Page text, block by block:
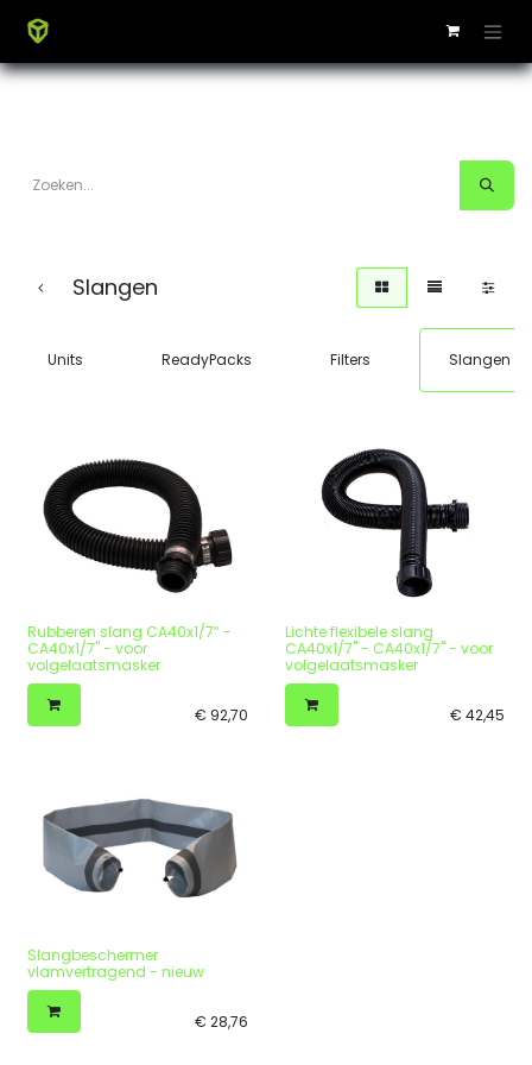
Slangen
Units ReadyPacks Filters Slangen
Rubberen slang CA40x1/7“ -
CA40x1/7" - voor
volgelaatsmasker
€ 92,70
Lichte flexibele slang
CA40x1/7" - CA40x1/7" - voor
volgelaatsmasker
€ 42,45
Slangbeschermer
vlamvertragend - nieuw
€ 28,76